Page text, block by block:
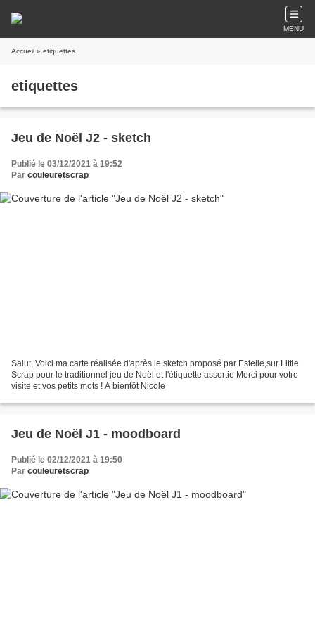
MENU
Accueil » etiquettes
etiquettes
Jeu de Noël J2 - sketch
Publié le 03/12/2021 à 19:52
Par couleuretscrap
Salut, Voici ma carte réalisée d'après le sketch proposé par Estelle,sur Little
Scrap pour le traditionnel jeu de Noël et l'étiquette assortie Merci pour votre
visite et vos petits mots ! A bientôt Nicole
Jeu de Noël J1 - moodboard
Publié le 02/12/2021 à 19:50
Par couleuretscrap